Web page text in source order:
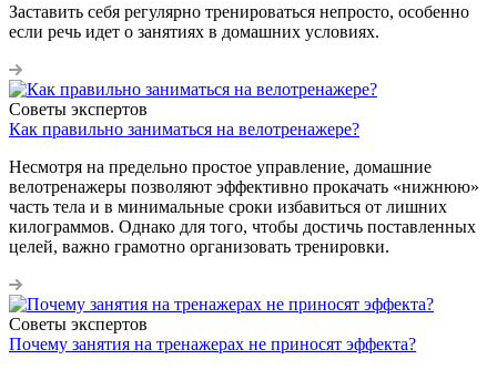
Заставить себя регулярно тренироваться непросто, особенно
если речь идет о занятиях в домашних условиях.
Советы экспертов
Как правильно заниматься на велотренажере?
Несмотря на предельно простое управление, домашние
велотренажеры позволяют эффективно прокачать «нижнюю»
часть тела и в минимальные сроки избавиться от лишних
килограммов. Однако для того, чтобы достичь поставленных
целей, важно грамотно организовать тренировки.
Советы экспертов
Почему занятия на тренажерах не приносят эффекта?